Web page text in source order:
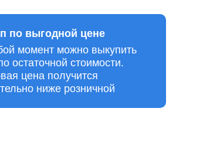
момент можно выкупить
остаточной стоимости.
цена получится
ниже розничной
по выгодной цене